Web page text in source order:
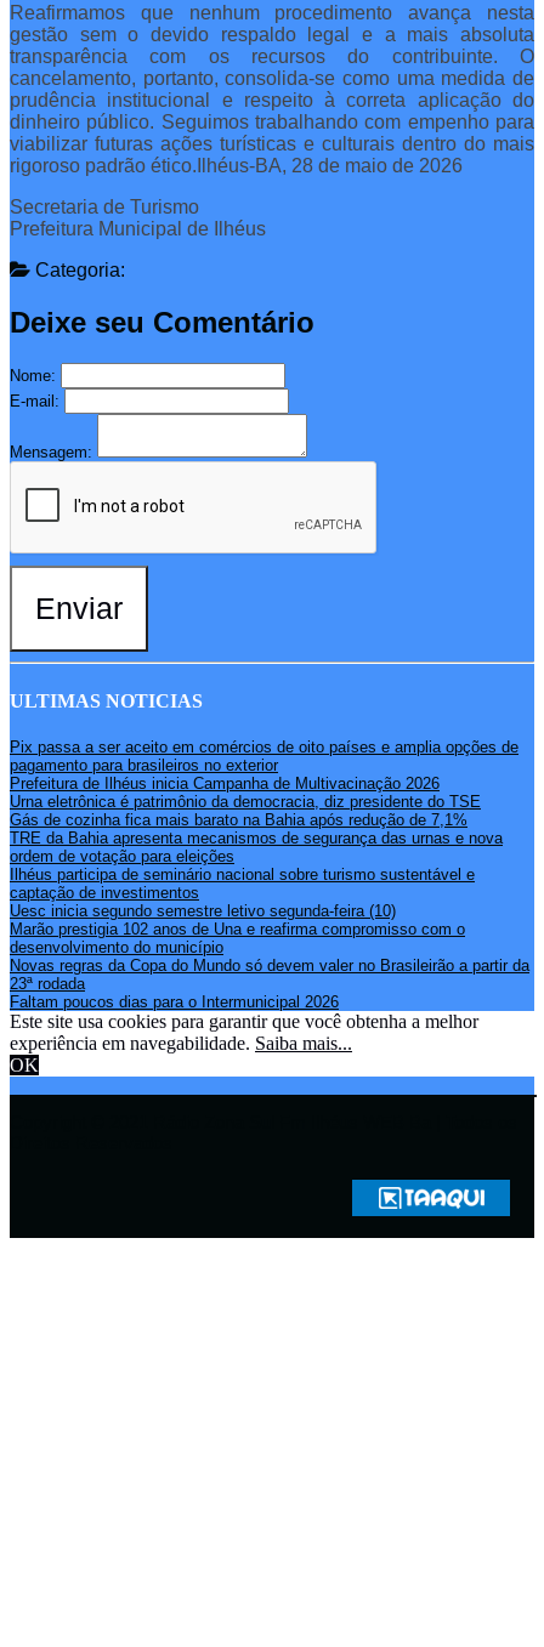
Reafirmamos que nenhum procedimento avança nesta
gestão sem o devido respaldo legal e a mais absoluta
transparência com os recursos do contribuinte. O
cancelamento, portanto, consolida-se como uma medida de
prudência institucional e respeito à correta aplicação do
dinheiro público. Seguimos trabalhando com empenho para
viabilizar futuras ações turísticas e culturais dentro do mais
rigoroso padrão ético.Ilhéus-BA, 28 de maio de 2026
Secretaria de Turismo
Prefeitura Municipal de Ilhéus
Categoria:
Deixe seu Comentário
Nome:
E-mail:
Mensagem:
Enviar
ULTIMAS NOTICIAS
Pix passa a ser aceito em comércios de oito países e amplia opções de
pagamento para brasileiros no exterior
Prefeitura de Ilhéus inicia Campanha de Multivacinação 2026
Urna eletrônica é patrimônio da democracia, diz presidente do TSE
Gás de cozinha fica mais barato na Bahia após redução de 7,1%
TRE da Bahia apresenta mecanismos de segurança das urnas e nova
ordem de votação para eleições
Ilhéus participa de seminário nacional sobre turismo sustentável e
captação de investimentos
Uesc inicia segundo semestre letivo segunda-feira (10)
Marão prestigia 102 anos de Una e reafirma compromisso com o
desenvolvimento do município
Novas regras da Copa do Mundo só devem valer no Brasileirão a partir da
23ª rodada
Faltam poucos dias para o Intermunicipal 2026
Este site usa cookies para garantir que você obtenha a melhor
experiência em navegabilidade. Saiba mais...
OK